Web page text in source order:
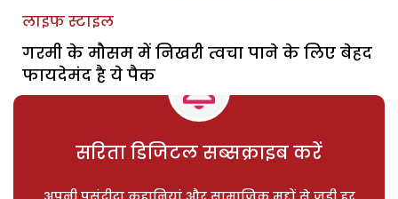
लाइफ स्टाइल
गरमी के मौसम में निखरी त्वचा पाने के लिए बेहद
फायदेमंद है ये पैक
सरिता डिजिटल सब्सक्राइब करें